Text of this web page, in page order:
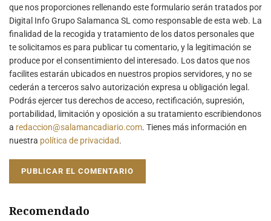
que nos proporciones rellenando este formulario serán tratados por
Digital Info Grupo Salamanca SL como responsable de esta web. La
finalidad de la recogida y tratamiento de los datos personales que
te solicitamos es para publicar tu comentario, y la legitimación se
produce por el consentimiento del interesado. Los datos que nos
facilites estarán ubicados en nuestros propios servidores, y no se
cederán a terceros salvo autorización expresa u obligación legal.
Podrás ejercer tus derechos de acceso, rectificación, supresión,
portabilidad, limitación y oposición a su tratamiento escribiendonos
a redaccion@salamancadiario.com. Tienes más información en
nuestra política de privacidad.
Recomendado